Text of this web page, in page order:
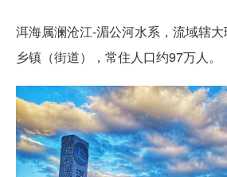
洱海属澜沧江-湄公河水系，流域辖
乡镇（街道），常住人口约97万人。